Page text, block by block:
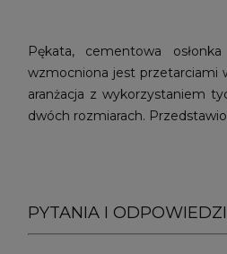
Pękata, cementowa
wzmocniona jest przetarciami
aranżacja z wykorzystaniem
dwóch rozmiarach.
PYTANIA I ODPOWIEDZI